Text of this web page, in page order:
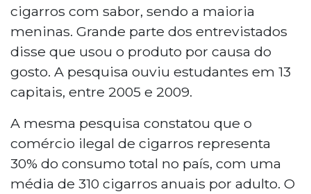
cigarros com sabor, sendo a maioria
meninas. Grande parte dos entrevistados
disse que usou o produto por causa do
gosto. A pesquisa ouviu estudantes em 13
capitais, entre 2005 e 2009.
A mesma pesquisa constatou que o
comércio ilegal de cigarros representa
30% do consumo total no país, com uma
média de 310 cigarros anuais por adulto. O